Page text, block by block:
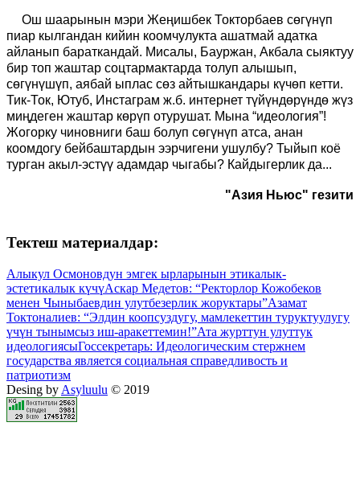
Ош шаарынын мэри Жеңишбек Токторбаев сөгүнүп
пиар кылгандан кийин коомчулукта ашатмай адатка
айланып бараткандай. Мисалы, Бауржан, Акбала сыяктуу
бир топ жаштар соцтармактарда толуп алышып,
сөгүнүшүп, аябай ыплас сөз айтышкандары күчөп кетти.
Тик-Ток, Ютуб, Инстаграм ж.б. интернет түйүндөрүндө жүз
миңдеген жаштар көрүп отурушат. Мына “идеология”!
Жогорку чиновниги баш болуп сөгүнүп атса, анан
коомдогу бейбаштардын ээрчигени ушулбу? Тыйып коё
турган акыл-эстүү адамдар чыгабы? Кайдыгерлик да...
"Азия Ньюс" гезити
Тектеш материалдар:
Алыкул Осмоновдун эмгек ырларынын этикалык-
эстетикалык күчүАскар Медетов: “Ректорлор Кожобеков
менен Чыныбаевдин улутбезерлик жоруктары”Азамат
Токтоналиев: “Элдин коопсуздугу, мамлекеттин туруктуулугу
үчүн тынымсыз иш-аракеттемин!”Ата журттун улуттук
идеологиясыГоссекретарь: Идеологическим стержнем
государства является социальная справедливость и
патриотизм
Desing by Asyluulu © 2019